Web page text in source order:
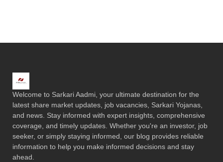
Welcome to Sarkari Aadmi, your ultimate destination for the
latest share market updates, job vacancies, Sarkari Yojanas,
and news. Stay informed with expert insights, comprehensive
coverage, and timely updates. Whether you're an investor, job
seeker, or simply staying informed, our blog provides reliable
information to help you make informed decisions and stay
ahead.